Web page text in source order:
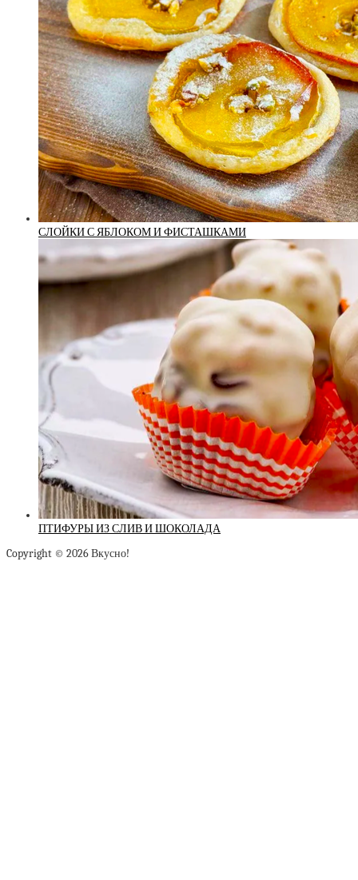
СЛОЙКИ С ЯБЛОКОМ И ФИСТАШКАМИ
ПТИФУРЫ ИЗ СЛИВ И ШОКОЛАДА
Copyright © 2026 Вкусно!